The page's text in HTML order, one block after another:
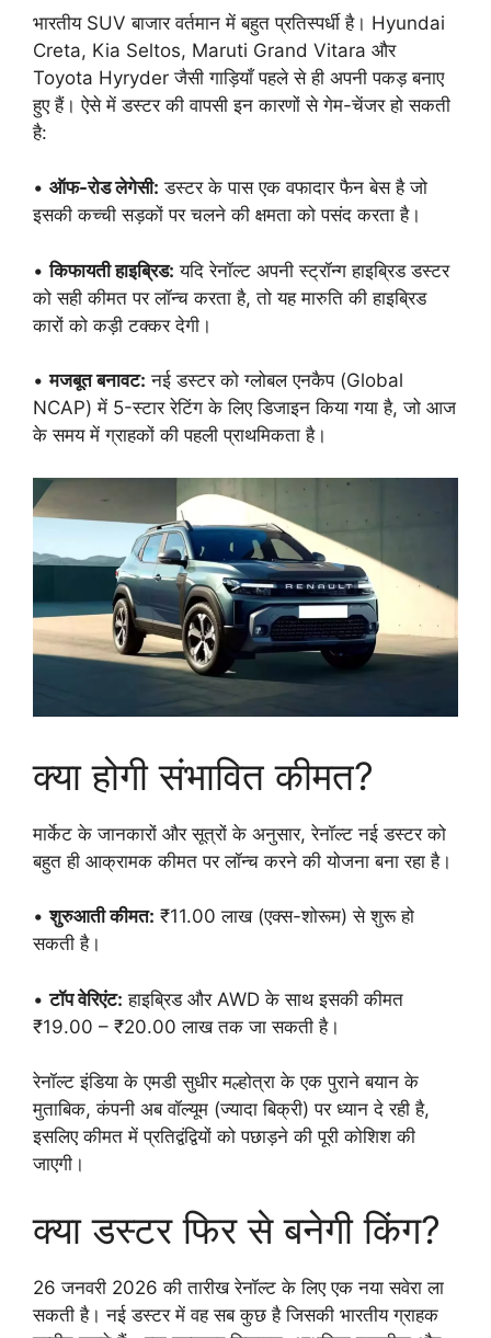
भारतीय SUV बाजार वर्तमान में बहुत प्रतिस्पर्धी है। Hyundai
Creta, Kia Seltos, Maruti Grand Vitara और
Toyota Hyryder जैसी गाड़ियाँ पहले से ही अपनी पकड़ बनाए
हुए हैं। ऐसे में डस्टर की वापसी इन कारणों से गेम-चेंजर हो सकती
है:
• ऑफ-रोड लेगेसी: डस्टर के पास एक वफादार फैन बेस है जो
इसकी कच्ची सड़कों पर चलने की क्षमता को पसंद करता है।
•किफायती हाइब्रिड: यदि रेनॉल्ट अपनी स्ट्रॉन्ग हाइब्रिड डस्टर
को सही कीमत पर लॉन्च करता है, तो यह मारुति की हाइब्रिड
कारों को कड़ी टक्कर देगी।
•मजबूत बनावट: नई डस्टर को ग्लोबल एनकैप (Global
NCAP) में 5-स्टार रेटिंग के लिए डिजाइन किया गया है, जो आज
के समय में ग्राहकों की पहली प्राथमिकता है।
क्या होगी संभावित कीमत?
मार्केट के जानकारों और सूत्रों के अनुसार, रेनॉल्ट नई डस्टर को
बहुत ही आक्रामक कीमत पर लॉन्च करने की योजना बना रहा है।
•शुरुआती कीमत: ₹11.00 लाख (एक्स-शोरूम) से शुरू हो
सकती है।
•टॉप वेरिएंट: हाइब्रिड और AWD के साथ इसकी कीमत
₹19.00 – ₹20.00 लाख तक जा सकती है।
रेनॉल्ट इंडिया के एमडी सुधीर मल्होत्रा के एक पुराने बयान के
मुताबिक, कंपनी अब वॉल्यूम (ज्यादा बिक्री) पर ध्यान दे रही है,
इसलिए कीमत में प्रतिद्वंद्वियों को पछाड़ने की पूरी कोशिश की
जाएगी।
क्या डस्टर फिर से बनेगी किंग?
26 जनवरी 2026 की तारीख रेनॉल्ट के लिए एक नया सवेरा ला
सकती है। नई डस्टर में वह सब कुछ है जिसकी भारतीय ग्राहक